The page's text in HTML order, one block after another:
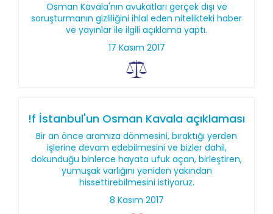
Osman Kavala'nın avukatları gerçek dışı ve
soruşturmanın gizliliğini ihlal eden nitelikteki haber
ve yayınlar ile ilgili açıklama yaptı.
17 Kasım 2017
!f İstanbul'un Osman Kavala açıklaması
Bir an önce aramıza dönmesini, bıraktığı yerden
işlerine devam edebilmesini ve bizler dahil,
dokunduğu binlerce hayata ufuk açan, birleştiren,
yumuşak varlığını yeniden yakından
hissettirebilmesini istiyoruz.
8 Kasım 2017